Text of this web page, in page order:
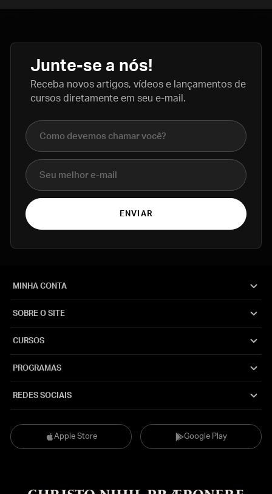
Junte-se a nós!
Receba novos artigos, vídeos e lançamentos de
cursos diretamente em seu e-mail.
Nome completo
E-mail
ENVIAR
Apple Store Google Play
MINHA CONTA
SOBRE O SITE
CURSOS
PROGRAMAS
REDES SOCIAIS